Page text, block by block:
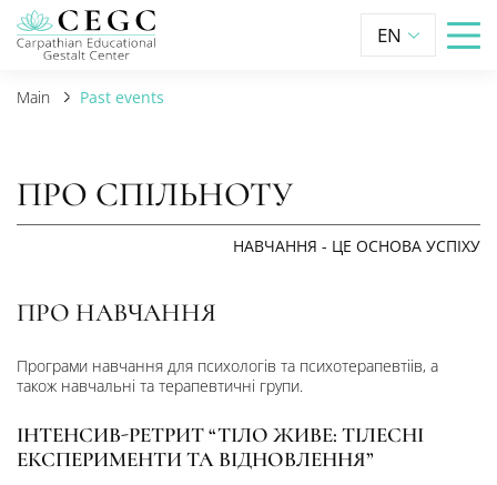
EN
Main Past events
ПРО СПІЛЬНОТУ
НАВЧАННЯ - ЦЕ ОСНОВА УСПІХУ
ПРО НАВЧАННЯ
Програми навчання для психологів та психотерапевтіів, а
також навчальні та терапевтичні групи.
ІНТЕНСИВ-РЕТРИТ “ТІЛО ЖИВЕ: ТІЛЕСНІ
ЕКСПЕРИМЕНТИ ТА ВІДНОВЛЕННЯ”